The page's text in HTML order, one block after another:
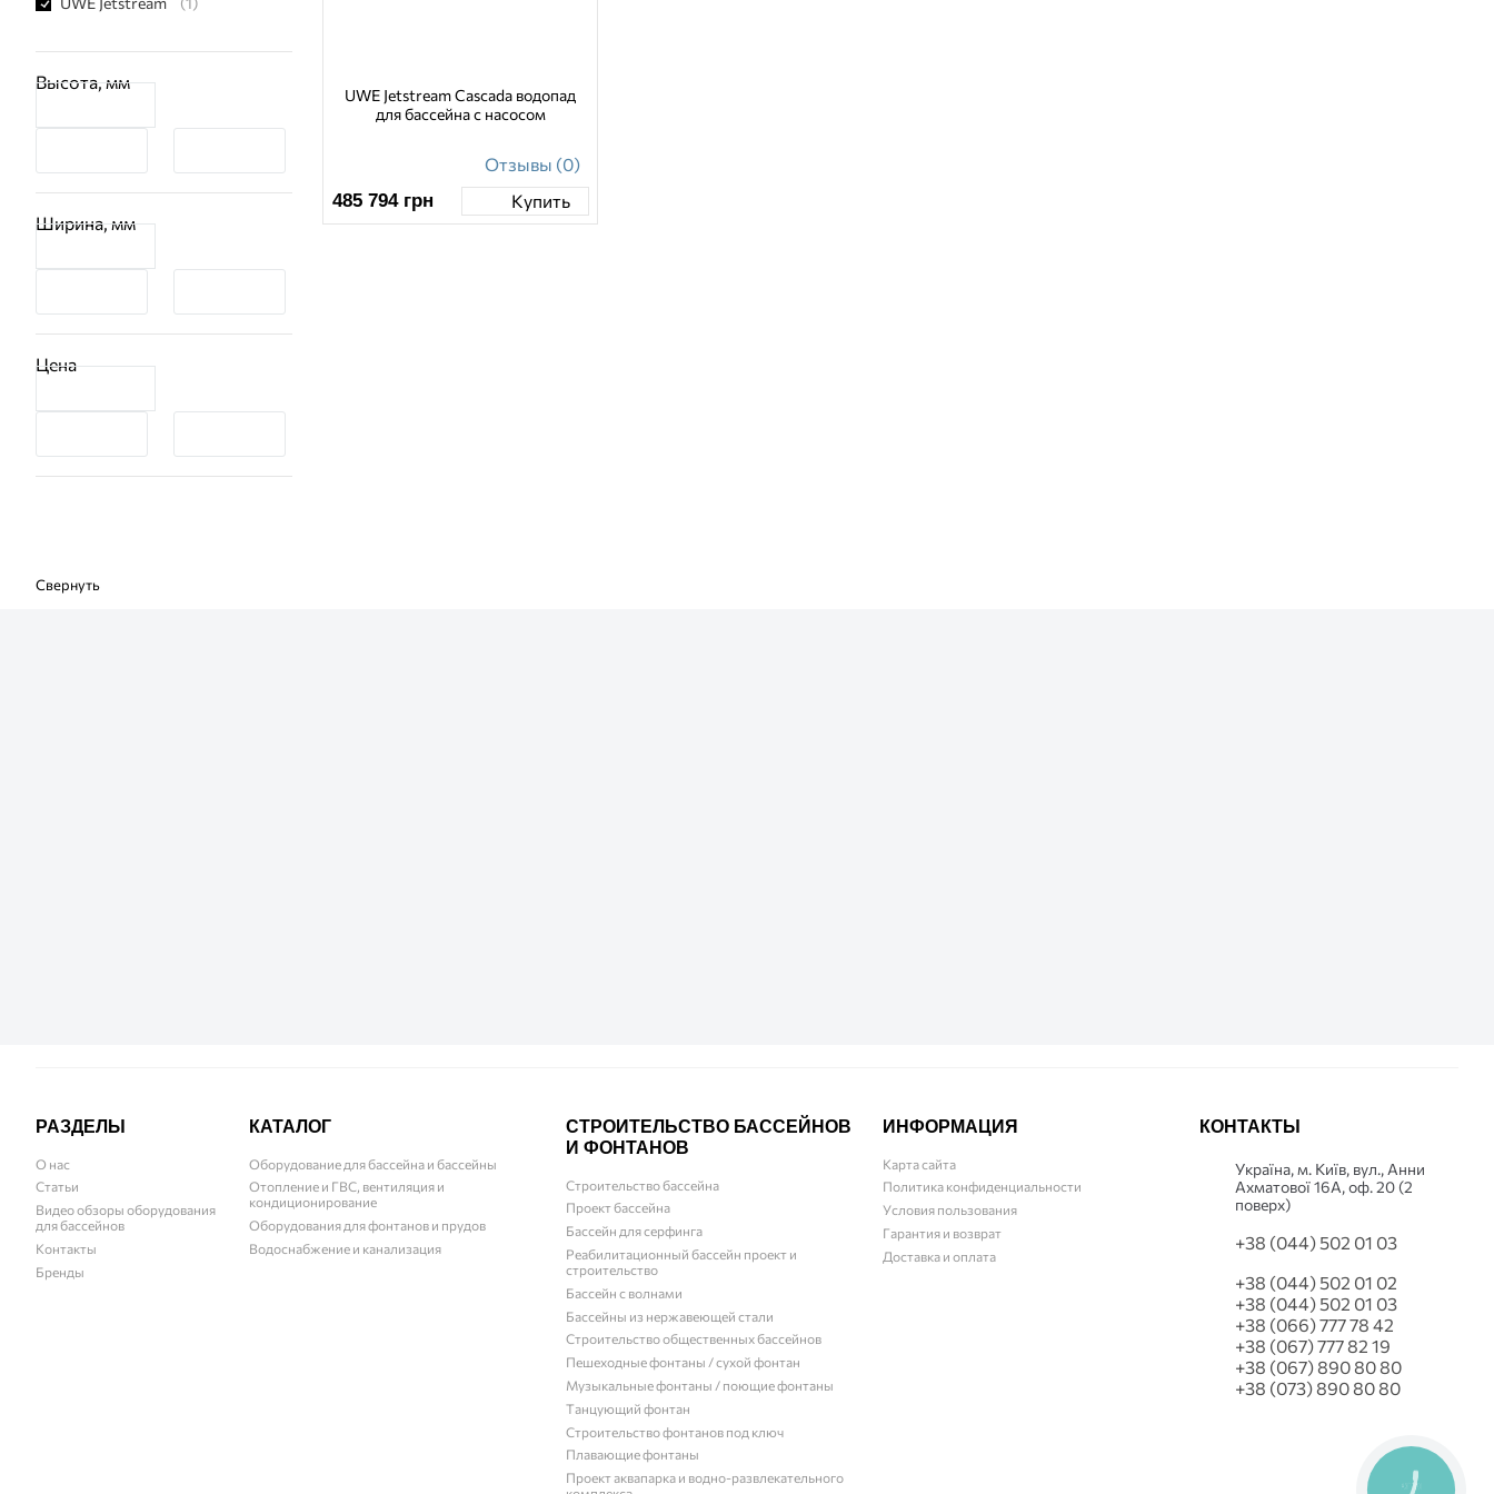
Высота, мм
Ширина, мм
Цена
UWE Jetstream Cascada водопад
для бассейна с насосом
Отзывы (0)
485 794 грн Купить
РАЗДЕЛЫ
О нас
Статьи
Видео обзоры оборудования
для бассейнов
Контакты
Бренды
КАТАЛОГ
Оборудование для бассейна и бассейны
Отопление и ГВС, вентиляция и
кондиционирование
Оборудования для фонтанов и прудов
Водоснабжение и канализация
СТРОИТЕЛЬСТВО БАССЕЙНОВ
И ФОНТАНОВ
Строительство бассейна
Проект бассейна
Бассейн для серфинга
Реабилитационный бассейн проект и
строительство
Бассейн с волнами
Бассейны из нержавеющей стали
Строительство общественных бассейнов
Пешеходные фонтаны / сухой фонтан
Музыкальные фонтаны / поющие фонтаны
Танцующий фонтан
Строительство фонтанов под ключ
Плавающие фонтаны
Проект аквапарка и водно-развлекательного
ИНФОРМАЦИЯ
Карта сайта
Политика конфиденциальности
Условия пользования
Гарантия и возврат
Доставка и оплата
КОНТАКТЫ
Українa, м. Київ, вул., Анни
Ахматової 16А, оф. 20 (2
поверх)
+38 (044) 502 01 03
+38 (044) 502 01 02
+38 (044) 502 01 03
+38 (066) 777 78 42
+38 (067) 777 82 19
+38 (067) 890 80 80
+38 (073) 890 80 80
КНОПКА